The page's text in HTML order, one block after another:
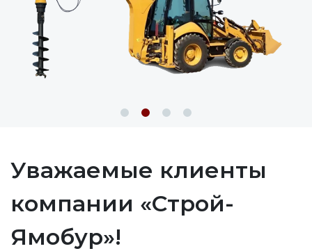
Уважаемые клиенты
компании «Строй-
Ямобур»!